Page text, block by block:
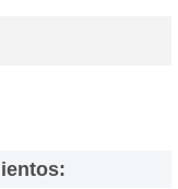
advierte que las